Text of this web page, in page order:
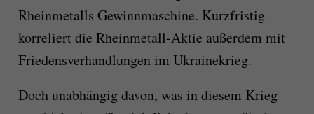
Rheinmetalls Gewinnmaschine. Kurzfristig
korreliert die Rheinmetall-Aktie außerdem mit
Friedensverhandlungen im Ukrainekrieg.
Doch unabhängig davon, was in diesem Krieg